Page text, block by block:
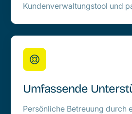
Kundenverwaltungstool und
Umfassende
Persönliche Betreuung durch